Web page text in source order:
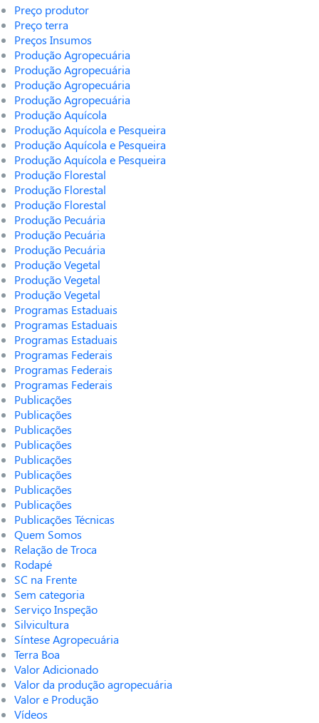
Preço produtor
Preço terra
Preços Insumos
Produção Agropecuária
Produção Agropecuária
Produção Agropecuária
Produção Agropecuária
Produção Aquícola
Produção Aquícola e Pesqueira
Produção Aquícola e Pesqueira
Produção Aquícola e Pesqueira
Produção Florestal
Produção Florestal
Produção Florestal
Produção Pecuária
Produção Pecuária
Produção Pecuária
Produção Vegetal
Produção Vegetal
Produção Vegetal
Programas Estaduais
Programas Estaduais
Programas Estaduais
Programas Federais
Programas Federais
Programas Federais
Publicações
Publicações
Publicações
Publicações
Publicações
Publicações
Publicações
Publicações
Publicações Técnicas
Quem Somos
Relação de Troca
Rodapé
SC na Frente
Sem categoria
Serviço Inspeção
Silvicultura
Síntese Agropecuária
Terra Boa
Valor Adicionado
Valor da produção agropecuária
Valor e Produção
Vídeos